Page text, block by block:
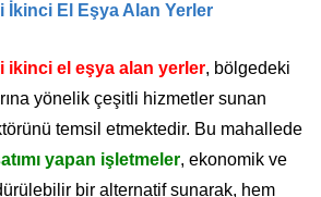
İkinci El Eşya Alan Yerler
ikinci el eşya alan yerler, bölgedeki
yönelik çeşitli hizmetler sunan
temsil etmektedir. Bu mahallede
yapan işletmeler, ekonomik ve
bir alternatif sunarak, hem